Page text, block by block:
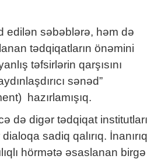
edilən səbəblərə, həm də
tədqiqatların önəmini
təfsirlərin qarşısını
sənəd”
hazırlamışıq.
də digər tədqiqat institutları
sadiq qalırıq. İnanırıq
hörmətə əsaslanan birgə